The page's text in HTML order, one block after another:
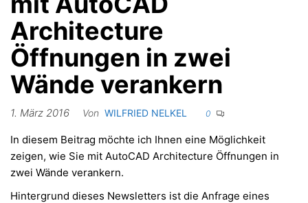
Architecture
Öffnungen in zwei
Wände verankern
1. März 2016 Von WILFRIED NELKEL 0
In diesem Beitrag möchte ich Ihnen eine Möglichkeit
zeigen, wie Sie mit AutoCAD Architecture Öffnungen in
zwei Wände verankern.
Hintergrund dieses Newsletters ist die Anfrage eines